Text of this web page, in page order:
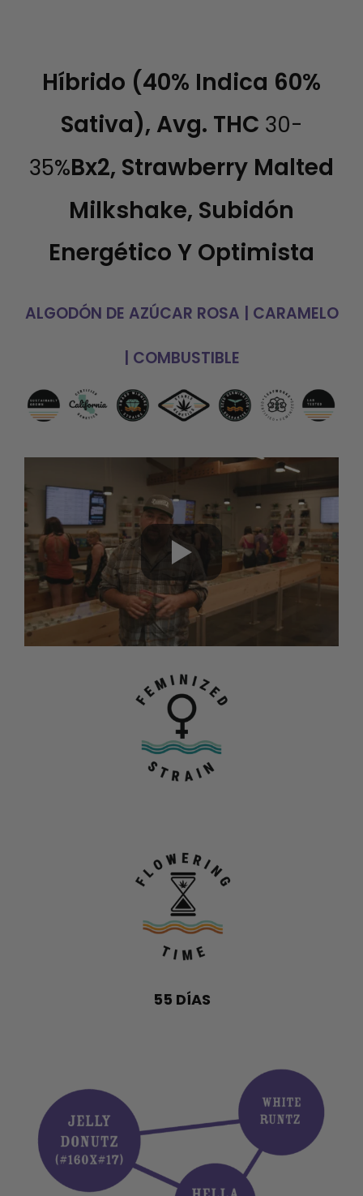
Híbrido (40% Indica 60%
Sativa), Avg. THC 30-
35%Bx2, Strawberry Malted
Milkshake, Subidón
Energético Y Optimista
ALGODÓN DE AZÚCAR ROSA | CARAMELO
| COMBUSTIBLE
55 DÍAS